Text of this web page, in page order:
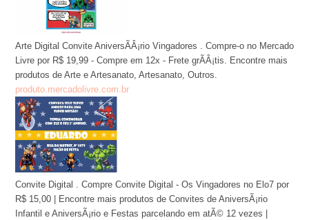
Arte Digital Convite AniversÃÂ¡rio Vingadores . Compre-o no Mercado
Livre por R$ 19,99 - Compre em 12x - Frete grÃÂ¡tis. Encontre mais
produtos de Arte e Artesanato, Artesanato, Outros.
produto.mercadolivre.com.br
Convite Digital . Compre Convite Digital - Os Vingadores no Elo7 por
R$ 15,00 | Encontre mais produtos de Convites de AniversÃ¡rio
Infantil e AniversÃ¡rio e Festas parcelando em atÃ© 12 vezes |